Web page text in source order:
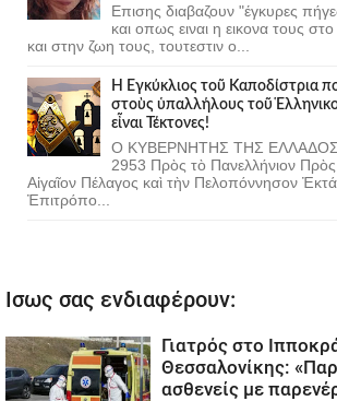
Επισης διαβαζουν "έγκυρες
και οπως ειναι η εικονα τους στο
και στην ζωη τους, τουτεστιν ο...
Ἡ Ἐγκύκλιος τοῦ Καποδίστρια
στοὺς ὑπαλλήλους τοῦ
εἶναι Τέκτονες!
Ο ΚΥΒΕΡΝΗΤΗΣ ΤΗΣ ΕΛΛΑΔΟΣ
2953 Πρὸς τὸ Πανελλήνιον
Αἰγαῖον Πέλαγος καὶ τὴν Πελοπόννησον
Ἐπιτρόπο...